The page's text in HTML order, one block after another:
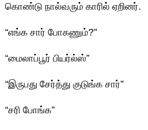
கொண்டு நால்வரும் காரில் ஏறினர்.
“எங்க சார் போகணும்?”
“மைலாப்பூர் பியர்ல்ஸ்”
“இருபது சேர்த்து குடுங்க சார்”
“சரி போங்க”